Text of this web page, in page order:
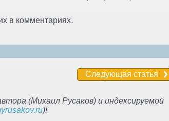
в комментариях.
Следующая статья
(Михаил Русаков) и индексируемой
)!